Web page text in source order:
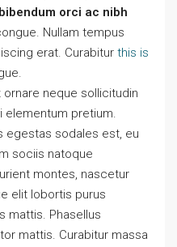
orci ac nibh
Nullam tempus
erat. Curabitur this is
neque sollicitudin
elementum pretium.
egestas sodales est, eu
sociis natoque
montes, nascetur
elit lobortis purus
mattis. Phasellus
mattis. Curabitur massa